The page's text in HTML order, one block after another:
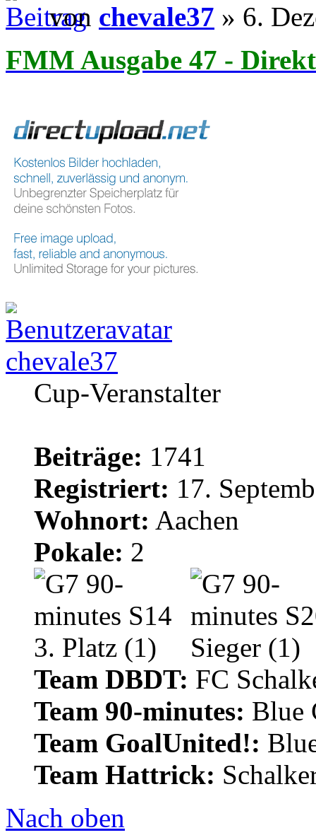
von chevale37 » 6.
FMM Ausgabe 47 -
chevale37
Cup-Veranstalter
Beiträge: 1741
Registriert: 17.
Wohnort: Aachen
Pokale: 2
Team DBDT: FC
Team 90-minutes: Blue
Team GoalUnited!:
Team Hattrick:
Nach oben